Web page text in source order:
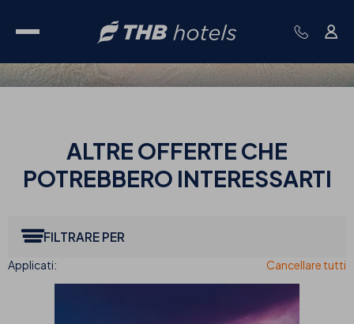
ALTRE OFFERTE CHE
POTREBBERO INTERESSARTI
FILTRARE PER